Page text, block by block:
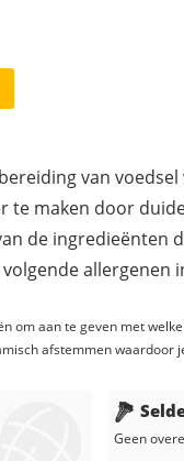
van
te maken door
de
volgende allergenen
om aan te geven met
afstemmen waardoor
Geen